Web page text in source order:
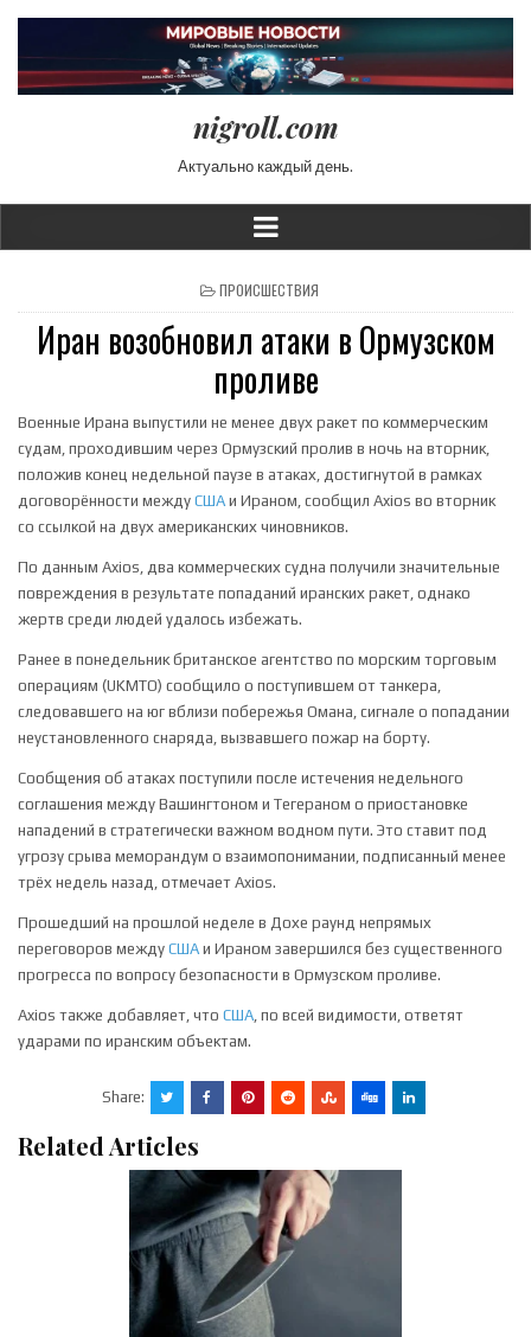
nigroll.com
Актуально каждый день.
POSTED IN
ПРОИСШЕСТВИЯ
Иран возобновил атаки в Ормузском
проливе
Военные Ирана выпустили не менее двух ракет по коммерческим
судам, проходившим через Ормузский пролив в ночь на вторник,
положив конец недельной паузе в атаках, достигнутой в рамках
договорённости между США и Ираном, сообщил Axios во вторник
со ссылкой на двух американских чиновников.
По данным Axios, два коммерческих судна получили значительные
повреждения в результате попаданий иранских ракет, однако
жертв среди людей удалось избежать.
Ранее в понедельник британское агентство по морским торговым
операциям (UKMTO) сообщило о поступившем от танкера,
следовавшего на юг вблизи побережья Омана, сигнале о попадании
неустановленного снаряда, вызвавшего пожар на борту.
Сообщения об атаках поступили после истечения недельного
соглашения между Вашингтоном и Тегераном о приостановке
нападений в стратегически важном водном пути. Это ставит под
угрозу срыва меморандум о взаимопонимании, подписанный менее
трёх недель назад, отмечает Axios.
Прошедший на прошлой неделе в Дохе раунд непрямых
переговоров между США и Ираном завершился без существенного
прогресса по вопросу безопасности в Ормузском проливе.
Axios также добавляет, что США, по всей видимости, ответят
ударами по иранским объектам.
Share:
Related Articles